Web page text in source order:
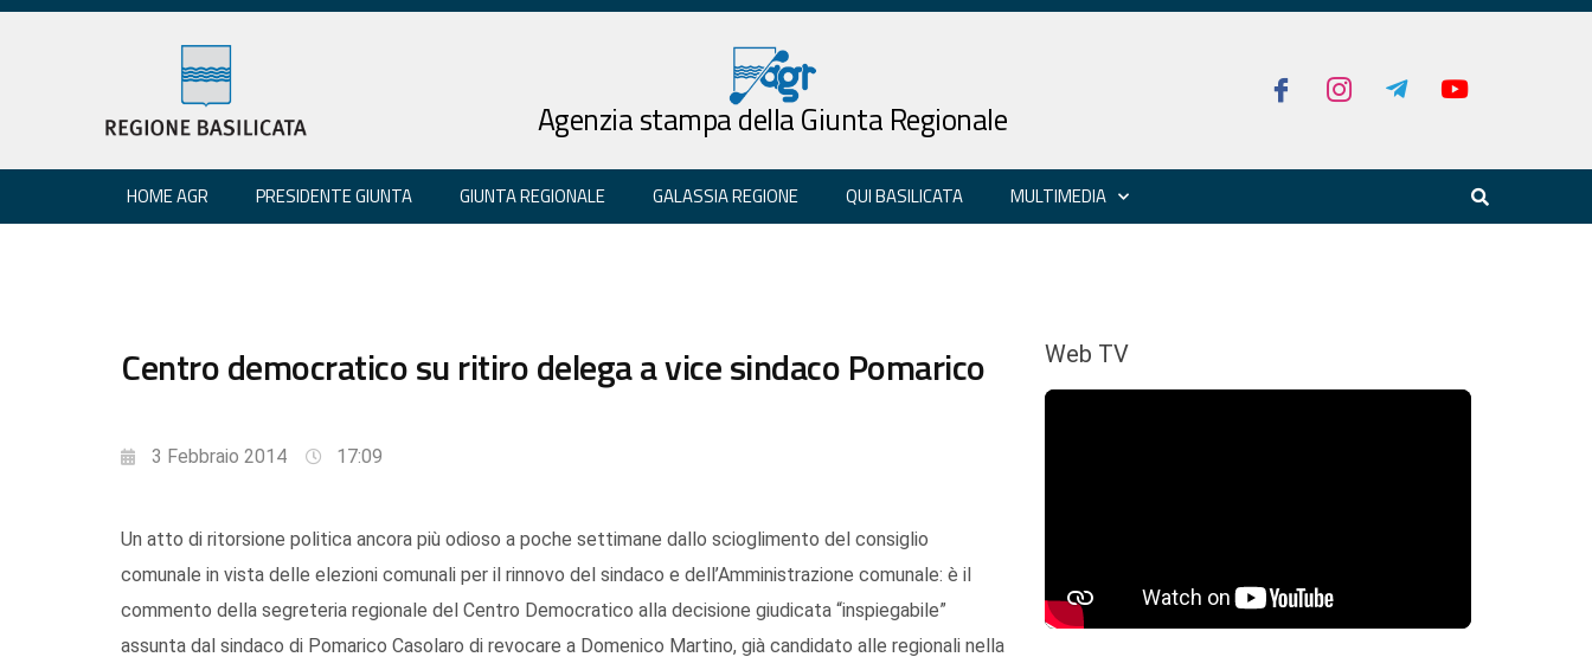
Agenzia stampa della Giunta Regionale
HOME AGR PRESIDENTE GIUNTA GIUNTA REGIONALE GALASSIA REGIONE QUI BASILICATA MULTIMEDIA
Centro democratico su ritiro delega a vice sindaco Pomarico
3 Febbraio 2014 17:09
Un atto di ritorsione politica ancora più odioso a poche settimane dallo scioglimento del consiglio
comunale in vista delle elezioni comunali per il rinnovo del sindaco e dell’Amministrazione comunale: è il
commento della segreteria regionale del Centro Democratico alla decisione giudicata “inspiegabile”
assunta dal sindaco di Pomarico Casolaro di revocare a Domenico Martino, già candidato alle regionali nella
Web TV